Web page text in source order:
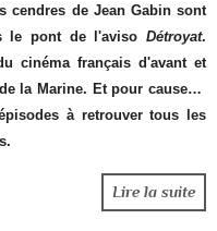
cendres de Jean Gabin sont
le pont de l'aviso Détroyat.
cinéma français d'avant et
la Marine. Et pour cause…
à retrouver tous les
Lire la suite